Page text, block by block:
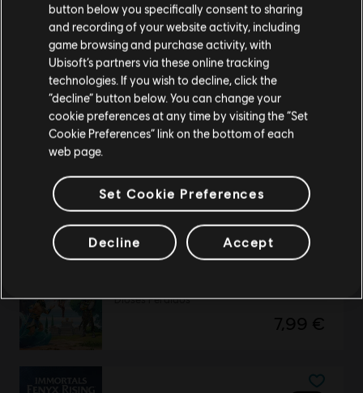
DLC
Immortals Fenyx Rising
Mitos del Reino del Este
7,99 €
Season Pass
19,99 €
Dioses Perdidos
7,99 €
Por favor, visita nuestra Store local para realizar
tu compra.
Permanecer en esta Store
Actualizar mi localidad
button below you specifically consent to sharing
and recording of your website activity, including
game browsing and purchase activity, with
Ubisoft’s partners via these online tracking
technologies. If you wish to decline, click the
“decline” button below. You can change your
cookie preferences at any time by visiting the “Set
Cookie Preferences” link on the bottom of each
web page.
Set Cookie Preferences
Decline Accept